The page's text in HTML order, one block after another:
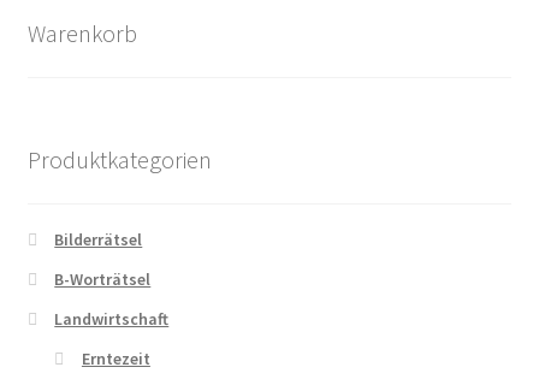
Warenkorb
Produktkategorien
Bilderrätsel
B-Worträtsel
Landwirtschaft
Erntezeit